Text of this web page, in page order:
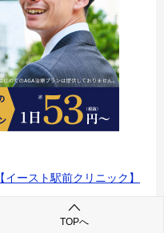
【イースト駅前クリニック】
TOPへ